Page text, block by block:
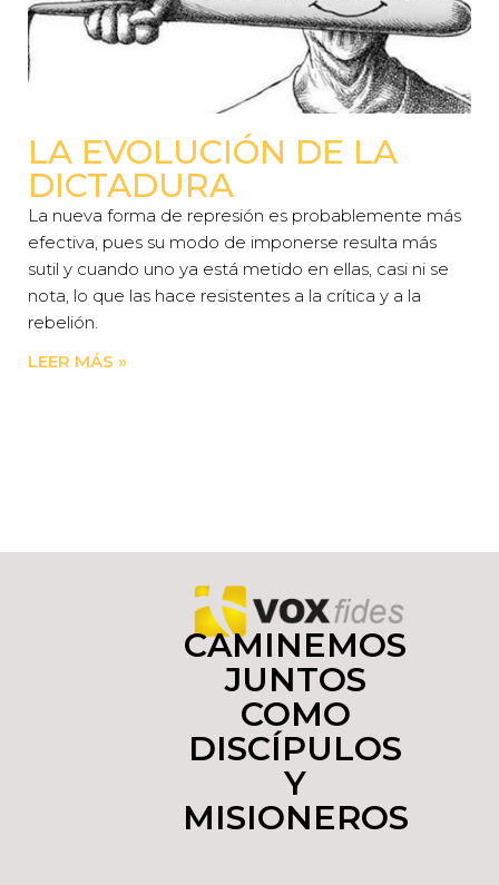
LA EVOLUCIÓN DE LA
DICTADURA
La nueva forma de represión es probablemente más
efectiva, pues su modo de imponerse resulta más
sutil y cuando uno ya está metido en ellas, casi ni se
nota, lo que las hace resistentes a la crítica y a la
rebelión.
LEER MÁS »
CAMINEMOS
JUNTOS
COMO
DISCÍPULOS
Y
MISIONEROS